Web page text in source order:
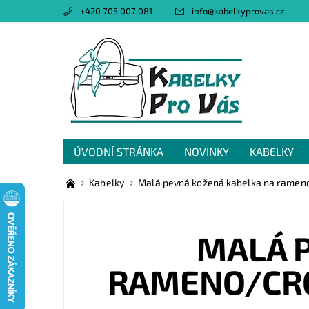
+420 705 007 081 info@kabelkyprovas.cz
ÚVODNÍ STRÁNKA NOVINKY
KABELKY
OBCHODNÍ PODMÍNKY
GDPR NAPIŠTE
Kabelky Malá pevná kožená kabelka na
MALÁ
RAMENO/